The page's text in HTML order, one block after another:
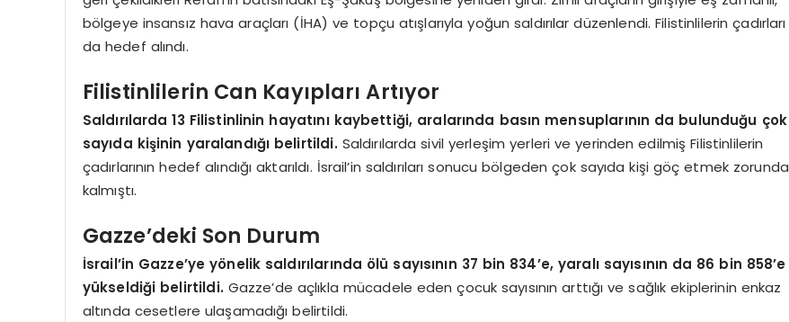
bölgeye insansız hava araçları (İHA) ve topçu atışlarıyla yoğun saldırılar düzenlendi. Filistinlilerin çadırları
da hedef alındı.
Filistinlilerin Can Kayıpları Artıyor
Saldırılarda 13 Filistinlinin hayatını kaybettiği, aralarında basın mensuplarının da bulunduğu çok
sayıda kişinin yaralandığı belirtildi. Saldırılarda sivil yerleşim yerleri ve yerinden edilmiş Filistinlilerin
çadırlarının hedef alındığı aktarıldı. İsrail’in saldırıları sonucu bölgeden çok sayıda kişi göç etmek zorunda
kalmıştı.
Gazze’deki Son Durum
İsrail’in Gazze’ye yönelik saldırılarında ölü sayısının 37 bin 834’e, yaralı sayısının da 86 bin 858’e
yükseldiği belirtildi. Gazze’de açlıkla mücadele eden çocuk sayısının arttığı ve sağlık ekiplerinin enkaz
altında cesetlere ulaşamadığı belirtildi.